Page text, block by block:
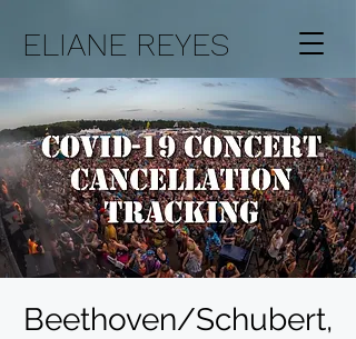
ELIANE REYES
Beethoven/Schubert,